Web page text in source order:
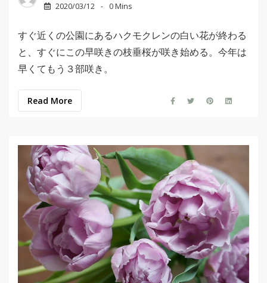
2020/03/12 0 Mins
すぐ近くの公園にあるハクモクレンの白い花が終わる
と、すぐにこの早咲きの枝垂桜が咲き始める。今年は
早くてもう３部咲き。
Read More